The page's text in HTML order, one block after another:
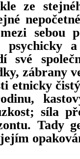
ze
sebou
své
zábrany
etnicky
síla
Tady